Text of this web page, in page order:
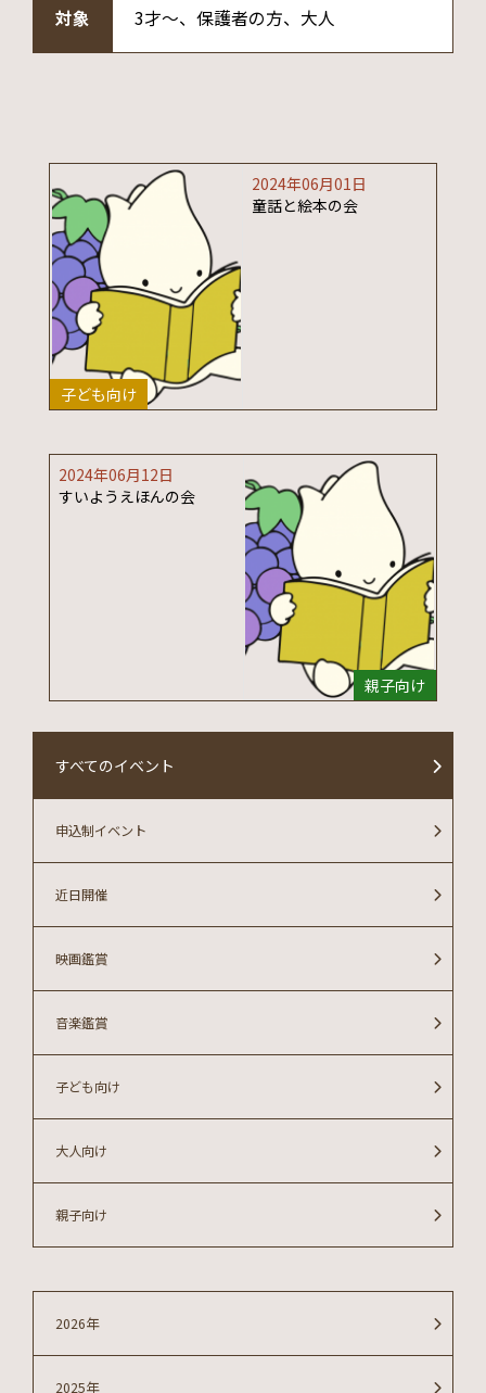
対象 3才～、保護者の方、大人
子ども向け
2024年06月01日
童話と絵本の会
親子向け
2024年06月12日
すいようえほんの会
すべてのイベント
親子向け
大人向け
子ども向け
音楽鑑賞
映画鑑賞
近日開催
申込制イベント
2026年
2025年